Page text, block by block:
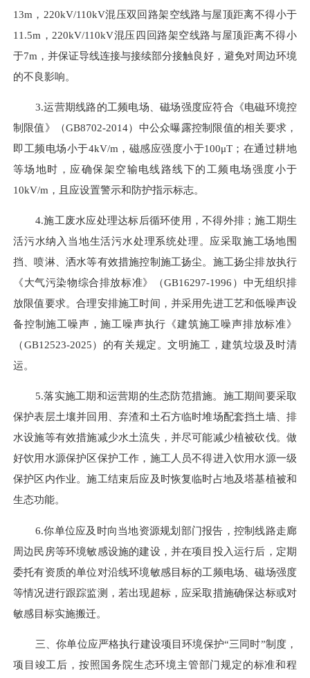
13m ， 220kV/110kV混压双回路架空线路与屋顶距离不得小于
1 1.5m，220kV/110kV混压四回路架空线路与屋顶距离不得小
于7m，并保证导线连接与接续部分接触良好，避免对周边环境
的不良影响。
3.运营期线路的工频电场、磁场强度应符合《电磁环境控
制限值》（GB8702-2014）中公众曝露控制限值的相关要求，
即工频电场小于4kV/m，磁感应强度小于100μT；在通过耕地
等场地时，应确保架空输电线路线下的工频电场强度小于
10kV/m ，且 应设置警示和防护指示标志。
4.施工废水应处理达标后循环使用，不得外排；施工期生
活污水纳入当地生活污水处理系统处理。应采取施工场地围
挡、喷淋、洒水等有效措施控制施工扬尘。施工扬尘排放执行
《大气污染物综合排放标准》（GB16297-1996）中无组织排
放限值要求。合理安排施工时间，并采用先进工艺和低噪声设
备控制施工噪声，施工噪声执行《建筑施工噪声排放标准》
（GB12523-2025）的有关规定。文明施工，建筑垃圾及时清
运。
5.落实施工期和运营期的生态防范措施。施工期间要采取
保护表层土壤并回用、弃渣和土石方临时堆场配套挡土墙、排
水设施等有效措施减少水土流失，并尽可能减少植被砍伐。做
好饮用水源保护区保护工作，施工人员不得进入饮用水源一级
保护区内作业。施工结束后应及时恢复临时占地及塔基植被和
生态功能。
6.你单位应及时向当地资源规划部门报告，控制线路走廊
周边民房等环境敏感设施的建设，并在项目投入运行后，定期
委托有资质的单位对沿线环境敏感目标的工频电场、磁场强度
等情况进行跟踪监测，若出现超标，应采取措施确保达标或对
敏感目标实施搬迁。
三、你单位应严格执行建设项目环境保护“三同时”制度，
项目竣工后，按照国务院生态环境主管部门规定的标准和程